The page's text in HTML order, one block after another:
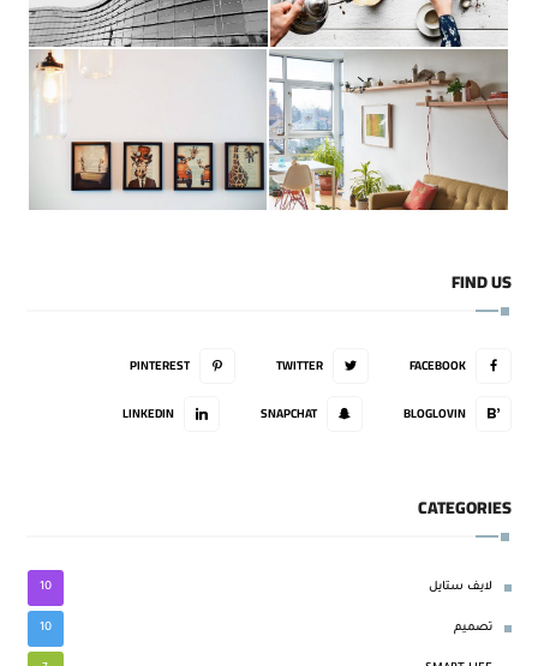
FIND US
FACEBOOK
TWITTER
PINTEREST
BLOGLOVIN
SNAPCHAT
LINKEDIN
CATEGORIES
لايف ستايل 10
تصميم 10